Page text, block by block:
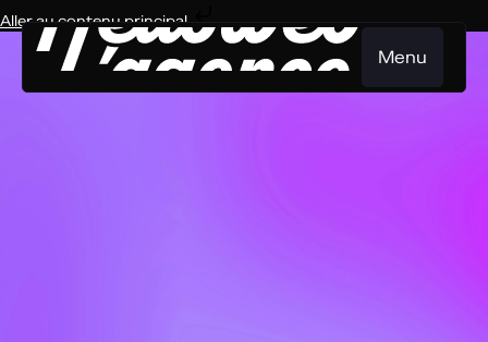
Aller au contenu principal
Menu